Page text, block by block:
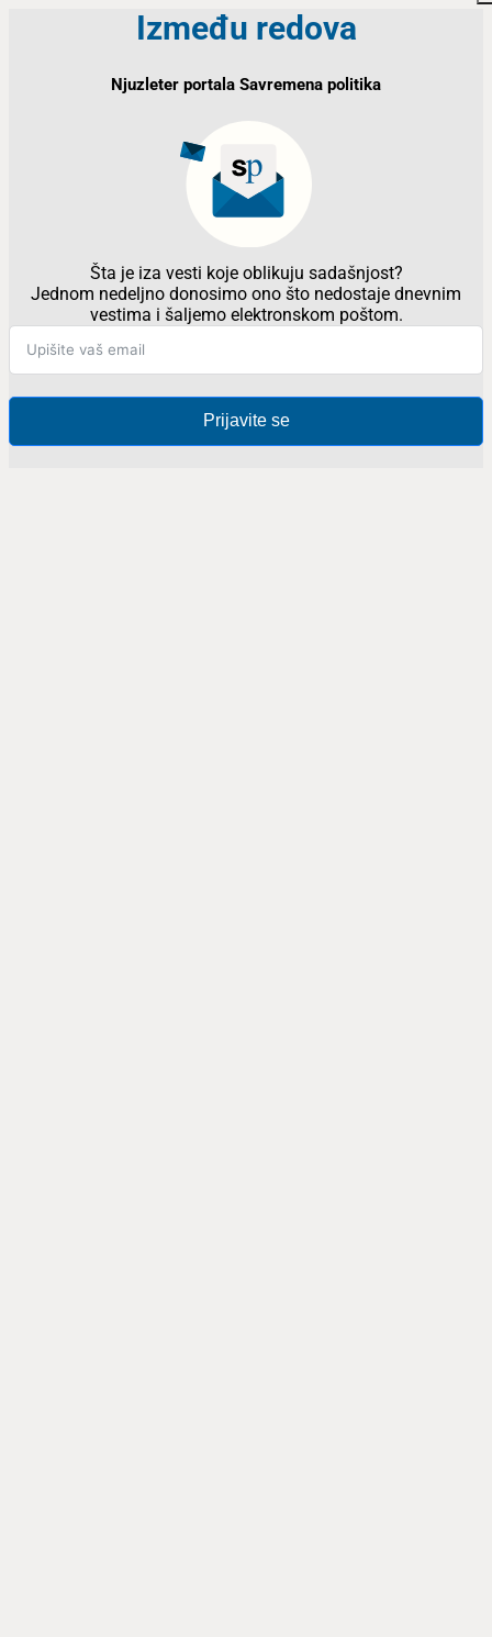
Između redova
Njuzleter portala Savremena politika
Šta je iza vesti koje oblikuju sadašnjost?
Jednom nedeljno donosimo ono što nedostaje dnevnim
vestima i šaljemo elektronskom poštom.
Prijavite se